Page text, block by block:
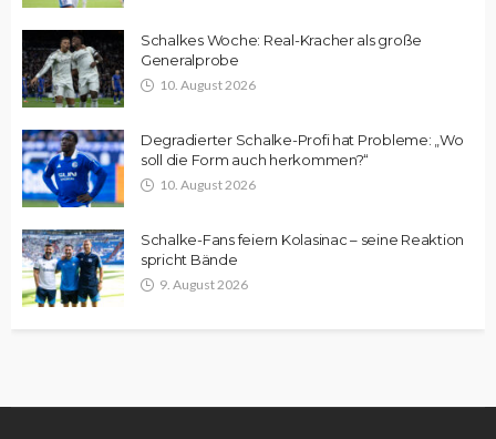
Schalkes Woche: Real-Kracher als große
Generalprobe
10. August 2026
Degradierter Schalke-Profi hat Probleme: „Wo
soll die Form auch herkommen?“
10. August 2026
Schalke-Fans feiern Kolasinac – seine Reaktion
spricht Bände
9. August 2026